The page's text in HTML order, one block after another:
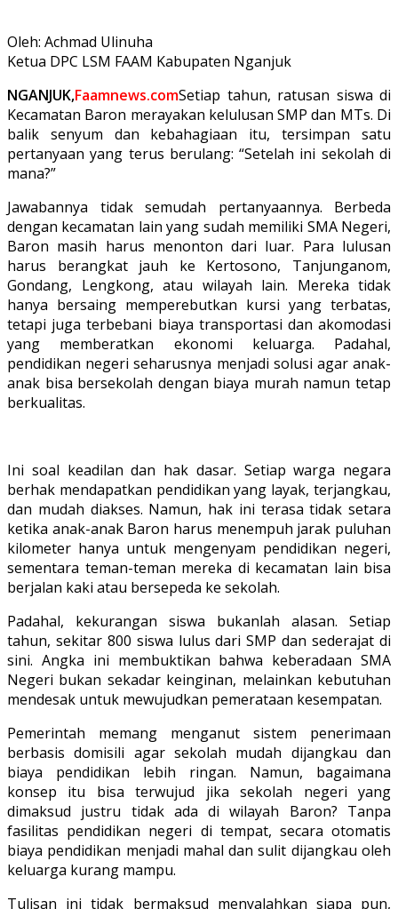
Oleh: Achmad Ulinuha
Ketua DPC LSM FAAM Kabupaten Nganjuk
NGANJUK,Faamnews.comSetiap tahun, ratusan siswa di
Kecamatan Baron merayakan kelulusan SMP dan MTs. Di
balik senyum dan kebahagiaan itu, tersimpan satu
pertanyaan yang terus berulang: “Setelah ini sekolah di
mana?”
Jawabannya tidak semudah pertanyaannya. Berbeda
dengan kecamatan lain yang sudah memiliki SMA Negeri,
Baron masih harus menonton dari luar. Para lulusan
harus berangkat jauh ke Kertosono, Tanjunganom,
Gondang, Lengkong, atau wilayah lain. Mereka tidak
hanya bersaing memperebutkan kursi yang terbatas,
tetapi juga terbebani biaya transportasi dan akomodasi
yang memberatkan ekonomi keluarga. Padahal,
pendidikan negeri seharusnya menjadi solusi agar anak-
anak bisa bersekolah dengan biaya murah namun tetap
berkualitas.
Ini soal keadilan dan hak dasar. Setiap warga negara
berhak mendapatkan pendidikan yang layak, terjangkau,
dan mudah diakses. Namun, hak ini terasa tidak setara
ketika anak-anak Baron harus menempuh jarak puluhan
kilometer hanya untuk mengenyam pendidikan negeri,
sementara teman-teman mereka di kecamatan lain bisa
berjalan kaki atau bersepeda ke sekolah.
Padahal, kekurangan siswa bukanlah alasan. Setiap
tahun, sekitar 800 siswa lulus dari SMP dan sederajat di
sini. Angka ini membuktikan bahwa keberadaan SMA
Negeri bukan sekadar keinginan, melainkan kebutuhan
mendesak untuk mewujudkan pemerataan kesempatan.
Pemerintah memang menganut sistem penerimaan
berbasis domisili agar sekolah mudah dijangkau dan
biaya pendidikan lebih ringan. Namun, bagaimana
konsep itu bisa terwujud jika sekolah negeri yang
dimaksud justru tidak ada di wilayah Baron? Tanpa
fasilitas pendidikan negeri di tempat, secara otomatis
biaya pendidikan menjadi mahal dan sulit dijangkau oleh
keluarga kurang mampu.
Tulisan ini tidak bermaksud menyalahkan siapa pun,